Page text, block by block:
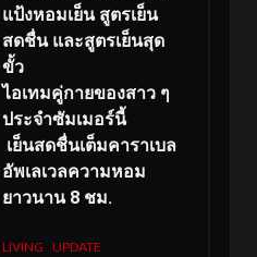
แป้งหอมเย็น สูตรเย็น
สดชื่น และสูตรเย็นสุด
ขั้ว
ไอเทมคู่กายของสาว ๆ
ประจำซัมเมอร์นี้
เย็นสดชื่นเต็มคาราเบล
อัพเลเวลความหอม
ยาวนาน 8 ชม.
LIVING UPDATE